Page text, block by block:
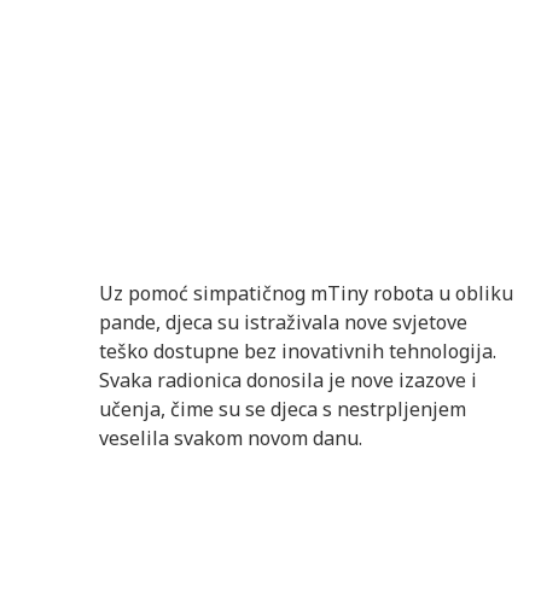
Uz pomoć simpatičnog mTiny robota u obliku
pande, djeca su istraživala nove svjetove
teško dostupne bez inovativnih tehnologija.
Svaka radionica donosila je nove izazove i
učenja, čime su se djeca s nestrpljenjem
veselila svakom novom danu.